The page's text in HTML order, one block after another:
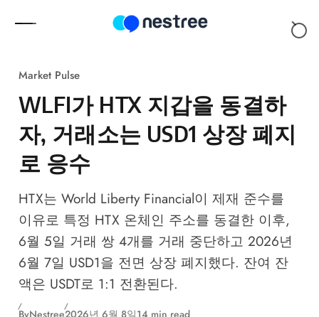
Market Pulse
WLFI가 HTX 지갑을 동결하
자, 거래소는 USD1 상장 폐지
로 응수
HTX는 World Liberty Financial이 제재 준수를
이유로 특정 HTX 온체인 주소를 동결한 이후,
6월 5일 거래 쌍 4개를 거래 중단하고 2026년
6월 7일 USD1을 전면 상장 폐지했다. 잔여 잔
액은 USDT로 1:1 전환된다.